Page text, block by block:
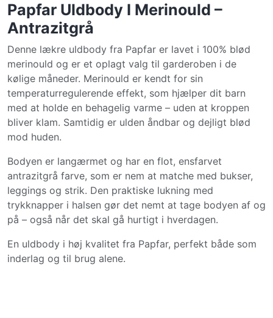
Papfar Uldbody I Merinould –
Antrazitgrå
Denne lækre uldbody fra Papfar er lavet i 100% blød
merinould og er et oplagt valg til garderoben i de
kølige måneder. Merinould er kendt for sin
temperaturregulerende effekt, som hjælper dit barn
med at holde en behagelig varme – uden at kroppen
bliver klam. Samtidig er ulden åndbar og dejligt blød
mod huden.
Bodyen er langærmet og har en flot, ensfarvet
antrazitgrå farve, som er nem at matche med bukser,
leggings og strik. Den praktiske lukning med
trykknapper i halsen gør det nemt at tage bodyen af og
på – også når det skal gå hurtigt i hverdagen.
En uldbody i høj kvalitet fra Papfar, perfekt både som
inderlag og til brug alene.